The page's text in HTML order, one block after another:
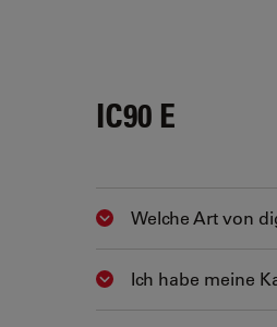
IC90 E
Show answer
Welche Art von
Show answer
Ich habe meine